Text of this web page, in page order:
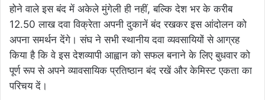
होने वाले इस बंद में अकेले मुंगेली ही नहीं, बल्कि देश भर के करीब
12.50 लाख दवा विक्रेता अपनी दुकानें बंद रखकर इस आंदोलन को
अपना समर्थन देंगे। संघ ने सभी स्थानीय दवा व्यवसायियों से आग्रह
किया है कि वे इस देशव्यापी आह्वान को सफल बनाने के लिए बुधवार को
पूर्ण रूप से अपने व्यावसायिक प्रतिष्ठान बंद रखें और केमिस्ट एकता का
परिचय दें।